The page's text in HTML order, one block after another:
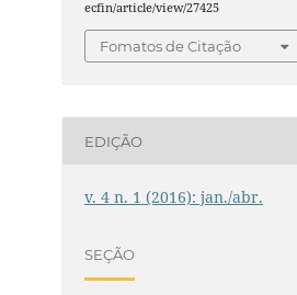
ecfin/article/view/27425
Fomatos de Citação
EDIÇÃO
v. 4 n. 1 (2016): jan./abr.
SEÇÃO